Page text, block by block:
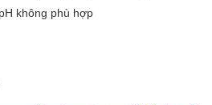
không phù hợp